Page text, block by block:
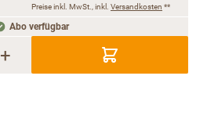
Preise inkl. MwSt., inkl. Versandkosten **
Abo verfügbar
+